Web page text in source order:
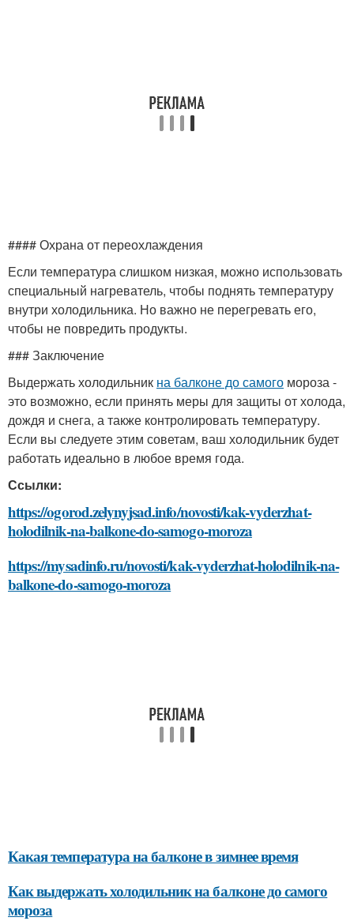
#### Охрана от переохлаждения
Если температура слишком низкая, можно использовать
специальный нагреватель, чтобы поднять температуру
внутри холодильника. Но важно не перегревать его,
чтобы не повредить продукты.
### Заключение
Выдержать холодильник на балконе до самого мороза -
это возможно, если принять меры для защиты от холода,
дождя и снега, а также контролировать температуру.
Если вы следуете этим советам, ваш холодильник будет
работать идеально в любое время года.
Ссылки:
https://ogorod.zelynyjsad.info/novosti/kak-vyderzhat-
holodilnik-na-balkone-do-samogo-moroza
https://mysadinfo.ru/novosti/kak-vyderzhat-holodilnik-na-
balkone-do-samogo-moroza
Какая температура на балконе в зимнее время
Как выдержать холодильник на балконе до самого
мороза